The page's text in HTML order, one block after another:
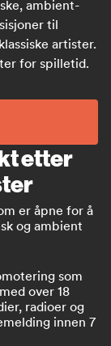
ambient-
til
artister.
for spilletid.
etter
er åpne for å
og ambient
som
over 18
radioer og
innen 7